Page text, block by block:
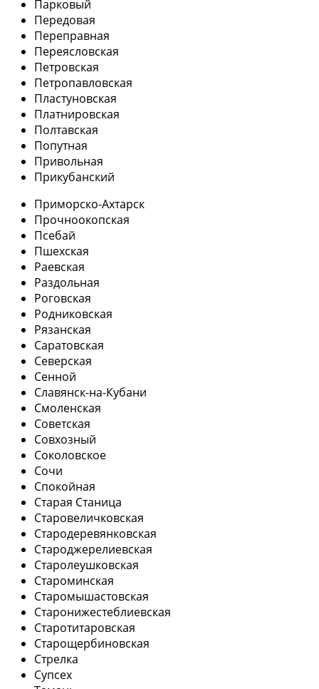
Парковый
Передовая
Переправная
Переясловская
Петровская
Петропавловская
Пластуновская
Платнировская
Полтавская
Попутная
Привольная
Прикубанский
Приморско-Ахтарск
Прочноокопская
Псебай
Пшехская
Раевская
Раздольная
Роговская
Родниковская
Рязанская
Саратовская
Северская
Сенной
Славянск-на-Кубани
Смоленская
Советская
Совхозный
Соколовское
Сочи
Спокойная
Старая Станица
Старовеличковская
Стародеревянковская
Староджерелиевская
Старолеушковская
Староминская
Старомышастовская
Старонижестеблиевская
Старотитаровская
Старощербиновская
Стрелка
Супсех